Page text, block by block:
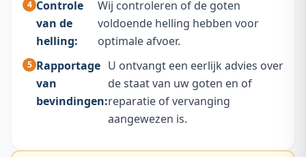
Controle
van de
helling:
Wij controleren of de goten
voldoende helling hebben voor
optimale afvoer.
Rapportage
van
bevindingen:
U ontvangt een eerlijk advies over
de staat van uw goten en of
reparatie of vervanging
aangewezen is.